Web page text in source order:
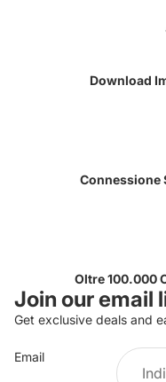
Download
Connessione
Oltre 100.000
Join our email
Get exclusive deals and
Email